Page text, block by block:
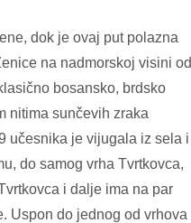
dok je ovaj put polazna
na nadmorskoj visini od
bosansko, brdsko
nitima sunčevih zraka
učesnika je vijugala iz sela i
do samog vrha Tvrtkovca,
i dalje ima na par
Uspon do jednog od vrhova